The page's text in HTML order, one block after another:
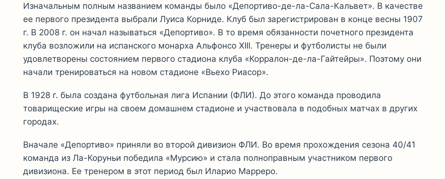
Изначальным полным названием команды было «Депортиво-де-ла-Сала-Кальвет». В качестве
ее первого президента выбрали Луиса Корниде. Клуб был зарегистрирован в конце весны 1907
г. В 2008 г. он начал называться «Депортиво». В то время обязанности почетного президента
клуба возложили на испанского монарха Альфонсо XIII. Тренеры и футболисты не были
удовлетворены состоянием первого стадиона клуба «Корралон-де-ла-Гайтейры». Поэтому они
начали тренироваться на новом стадионе «Вьехо Риасор».
В 1928 г. была создана футбольная лига Испании (ФЛИ). До этого команда проводила
товарищеские игры на своем домашнем стадионе и участвовала в подобных матчах в других
городах.
Вначале «Депортиво» приняли во второй дивизион ФЛИ. Во время прохождения сезона 40/41
команда из Ла-Коруньи победила «Мурсию» и стала полноправным участником первого
дивизиона. Ее тренером в этот период был Иларио Марреро.